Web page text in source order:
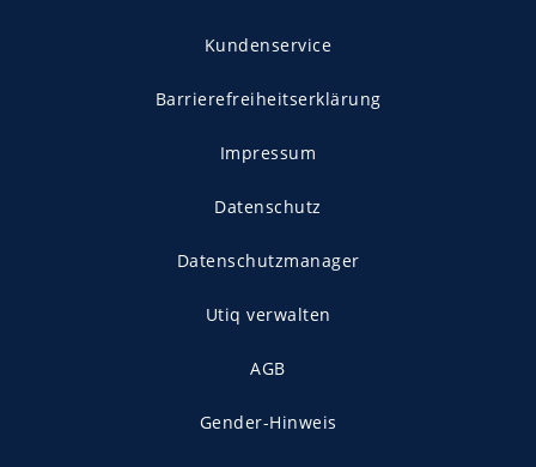
Kundenservice
Barrierefreiheitserklärung
Impressum
Datenschutz
Datenschutzmanager
Utiq verwalten
AGB
Gender-Hinweis